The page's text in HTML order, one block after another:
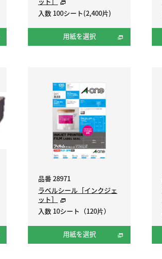
入数 100シート(2,400片)
用紙を選択
品番 28971
ラベルシール［インクジェ
ット］
入数 10シート（120片）
用紙を選択